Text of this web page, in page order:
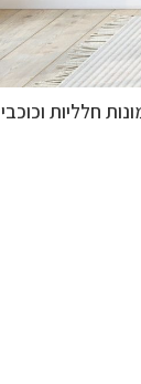
חלליות וכוכבי